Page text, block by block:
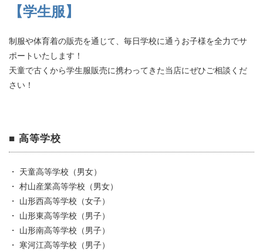
【学生服】
制服や体育着の販売を通じて、毎日学校に通うお子様を全力でサ
ポートいたします！
天童で古くから学生服販売に携わってきた当店にぜひご相談くだ
さい！
■ 高等学校
・ 天童高等学校（男女）
・ 村山産業高等学校（男女）
・ 山形西高等学校（女子）
・ 山形東高等学校（男子）
・ 山形南高等学校（男子）
・ 寒河江高等学校（男子）